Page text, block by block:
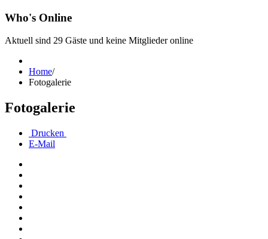
Who's Online
Aktuell sind 29 Gäste und keine Mitglieder online
Home/
Fotogalerie
Fotogalerie
Drucken
E-Mail